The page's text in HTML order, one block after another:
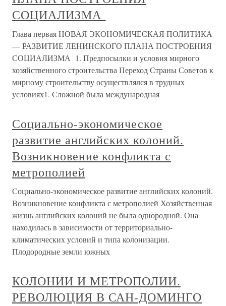
СОЦИАЛИЗМА
Глава первая НОВАЯ ЭКОНОМИЧЕСКАЯ ПОЛИТИКА
— РАЗВИТИЕ ЛЕНИНСКОГО ПЛАНА ПОСТРОЕНИЯ
СОЦИАЛИЗМА 1. Предпосылки и условия мирного
хозяйственного строительства Переход Страны Советов к
мирному строительству осуществлялся в трудных
условиях1. Сложной была международная
Социально-экономическое
развитие английских колоний.
Возникновение конфликта с
метрополией
Социально-экономическое развитие английских колоний.
Возникновение конфликта с метрополией Хозяйственная
жизнь английских колоний не была однородной. Она
находилась в зависимости от территориально-
климатических условий и типа колонизации.
Плодородные земли южных
КОЛОНИИ И МЕТРОПОЛИИ.
РЕВОЛЮЦИЯ В САН-ДОМИНГО